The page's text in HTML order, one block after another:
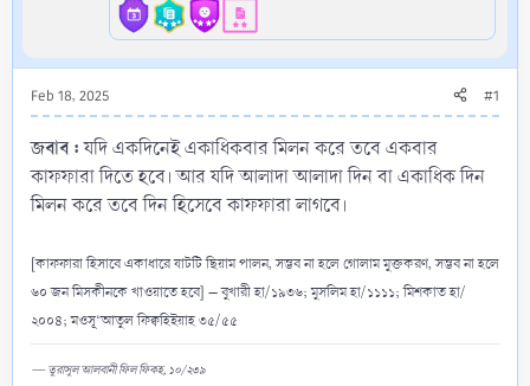
Feb 18, 2025 #1
জবাব :যদি একদিনেই একাধিকবার মিলন করে তবে একবার
কাফফারা দিতে হবে। আর যদি আলাদা আলাদা দিন বা একাধিক দিন
মিলন করে তবে দিন হিসেবে কাফফারা লাগবে।
[কাফফারা হিসাবে একাধারে ষাটটি ছিয়াম পালন, সম্ভব না হলে গোলাম মুক্তকরণ, সম্ভব না হলে
৬০ জন মিসকীনকে খাওয়াতে হবে] – বুখারী হা/১৯৩৬; মুসলিম হা/১১১১; মিশকাত হা/
২০০৪; মওসূ‘আতুল ফিক্বহিইয়াহ ৩৫/৫৫
— তুরাসুল আলবানী ফিল ফিকহ, ১০/২৩৯